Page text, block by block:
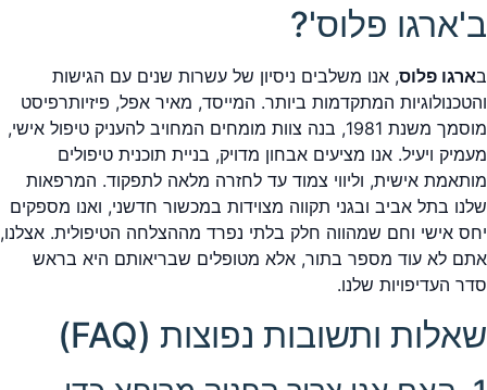
ב'ארגו פלוס'?
בארגו פלוס, אנו משלבים ניסיון של עשרות שנים עם הגישות
והטכנולוגיות המתקדמות ביותר. המייסד, מאיר אפל, פיזיותרפיסט
מוסמך משנת 1981, בנה צוות מומחים המחויב להעניק טיפול אישי,
מעמיק ויעיל. אנו מציעים אבחון מדויק, בניית תוכנית טיפולים
מותאמת אישית, וליווי צמוד עד לחזרה מלאה לתפקוד. המרפאות
שלנו בתל אביב ובגני תקווה מצוידות במכשור חדשני, ואנו מספקים
יחס אישי וחם שמהווה חלק בלתי נפרד מההצלחה הטיפולית. אצלנו,
אתם לא עוד מספר בתור, אלא מטופלים שבריאותם היא בראש
סדר העדיפויות שלנו.
שאלות ותשובות נפוצות (FAQ)